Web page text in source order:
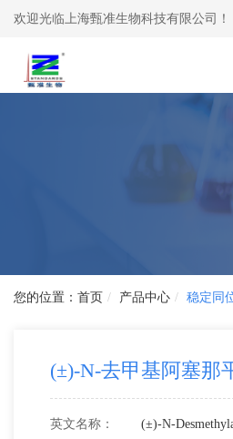
欢迎光临上海甄准生物科技有限公司！
首页 产品中心 稳定同
(±)-N-去甲基阿塞那
英文名称： (±)-N-